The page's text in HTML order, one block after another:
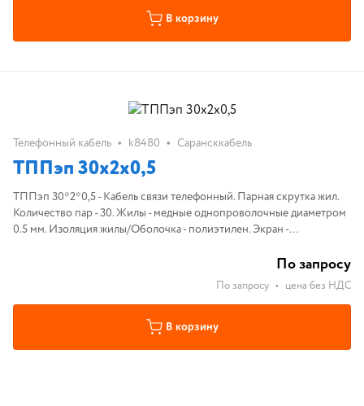
В корзину
Телефонный кабель • k8480 • Сарансккабель
ТППэп 30х2х0,5
ТППэп 30*2*0,5 - Кабель связи телефонный. Парная скрутка жил.
Количество пар - 30. Жилы - медные однопроволочные диаметром
0.5 мм. Изоляция жилы/Оболочка - полиэтилен. Экран -
По запросу
По запросу • цена без НДС
В корзину